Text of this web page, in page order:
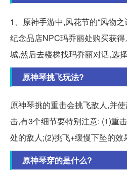
1、原神手游中,风花节的“风物
纪念品店NPC玛乔丽处购买获
城,然后去楼梯找玛乔丽对话,选择
原神琴挑飞玩法?
原神琴挑的重击会挑飞敌人,并
击,有3个细节要特别注意: (1)重
处的敌人;(2)挑飞+缓慢下坠的效
原神琴穿的是什么?